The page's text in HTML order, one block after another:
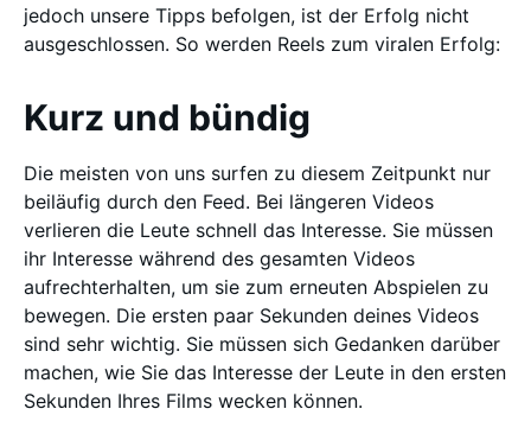
jedoch unsere Tipps befolgen, ist der Erfolg nicht
ausgeschlossen. So werden Reels zum viralen Erfolg:
Kurz und bündig
Die meisten von uns surfen zu diesem Zeitpunkt nur
beiläufig durch den Feed. Bei längeren Videos
verlieren die Leute schnell das Interesse. Sie müssen
ihr Interesse während des gesamten Videos
aufrechterhalten, um sie zum erneuten Abspielen zu
bewegen. Die ersten paar Sekunden deines Videos
sind sehr wichtig. Sie müssen sich Gedanken darüber
machen, wie Sie das Interesse der Leute in den ersten
Sekunden Ihres Films wecken können.